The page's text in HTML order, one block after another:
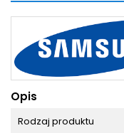
Opis
Rodzaj produktu